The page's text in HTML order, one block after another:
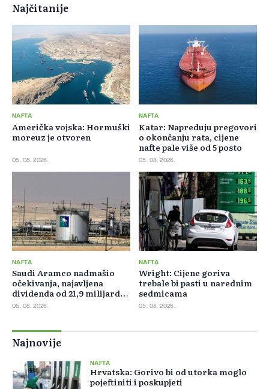
Najčitanije
NAFTA
Američka vojska: Hormuški
moreuz je otvoren
05. 08. 2026.
NAFTA
Katar: Napreduju pregovori
o okončanju rata, cijene
nafte pale više od 5 posto
05. 08. 2026.
NAFTA
Saudi Aramco nadmašio
očekivanja, najavljena
dividenda od 21,9 milijardi
dolara
05. 08. 2026.
NAFTA
Wright: Cijene goriva
trebale bi pasti u narednim
sedmicama
05. 08. 2026.
Najnovije
NAFTA
Hrvatska: Gorivo bi od utorka moglo
pojeftiniti i poskupjeti